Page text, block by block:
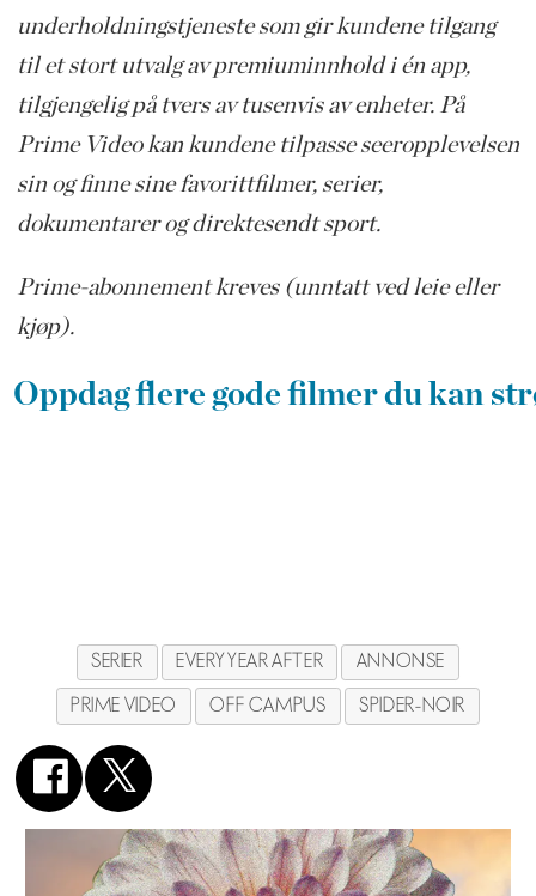
underholdningstjeneste som gir kundene tilgang
til et stort utvalg av premiuminnhold i én app,
tilgjengelig på tvers av tusenvis av enheter. På
Prime Video kan kundene tilpasse seeropplevelsen
sin og finne sine favorittfilmer, serier,
dokumentarer og direktesendt sport.
Prime-abonnement kreves (unntatt ved leie eller
kjøp).
Oppdag flere gode filmer du kan
SERIER EVERY YEAR AFTER
ANNONSE
PRIME VIDEO
OFF CAMPUS SPIDER-NOIR